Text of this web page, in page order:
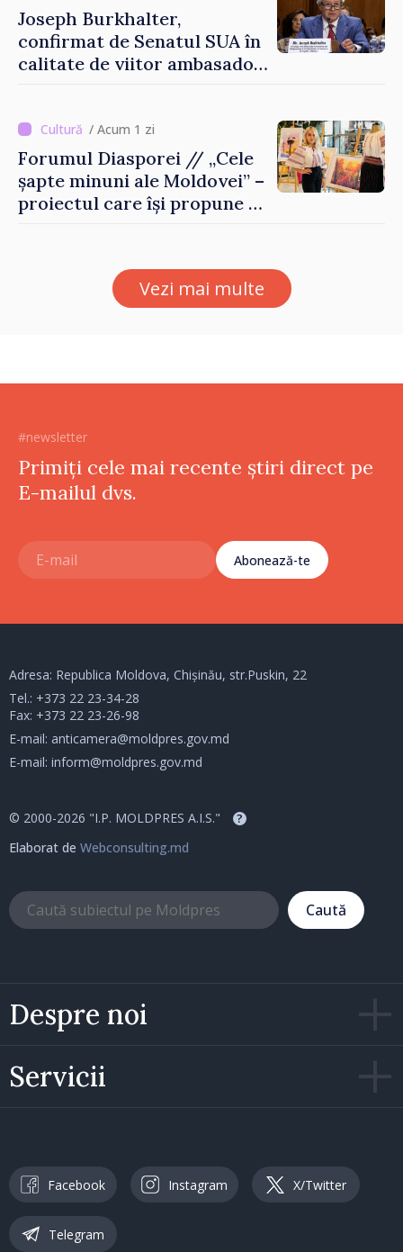
Joseph Burkhalter,
confirmat de Senatul SUA în
calitate de viitor ambasador
/ Acum 1 zi
Forumul Diasporei // „Cele
șapte minuni ale Moldovei” –
proiectul care își propune să
Vezi mai multe
#newsletter
Primiți cele mai recente știri direct pe
E-mailul dvs.
Abonează-te
Despre noi
Servicii
Adresa: Republica Moldova, Chișinău, str.Puskin, 22
Tel.: +373 22 23-34-28
Fax: +373 22 23-26-98
E-mail: anticamera@moldpres.gov.md
E-mail: inform@moldpres.gov.md
© 2000-2026 "I.P. MOLDPRES A.I.S." ?
Elaborat de Webconsulting.md
Caută
Facebook Instagram X/Twitter
Telegram